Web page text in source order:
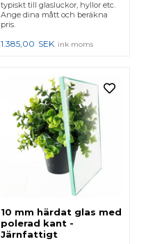
typiskt till glasluckor, hyllor etc.
Ange dina mått och beräkna
pris.
1.385,00 SEK ink moms
10 mm härdat glas med
polerad kant -
Järnfattigt